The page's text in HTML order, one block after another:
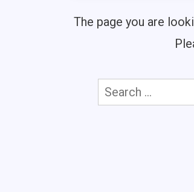
The page you are
Search